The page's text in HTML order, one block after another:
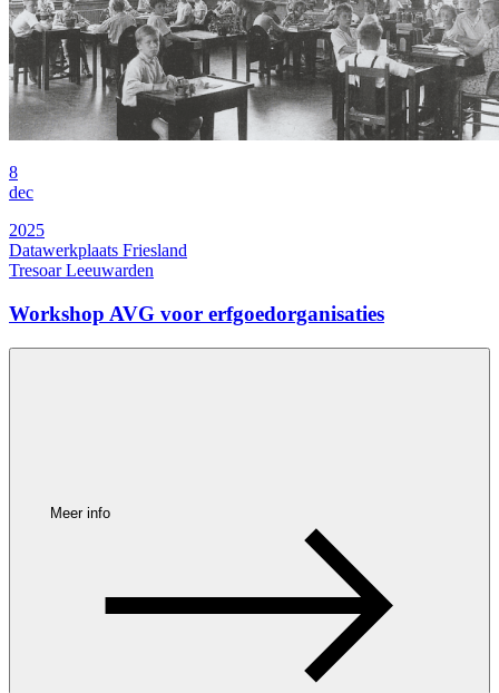
8
dec
2025
Datawerkplaats Friesland
Tresoar Leeuwarden
Workshop AVG voor erfgoedorganisaties
Meer info